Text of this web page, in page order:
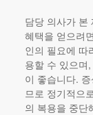
담당 의사가 본
혜택을 얻으려
인의 필요에 따
용할 수 있으며
이 좋습니다.
므로 정기적으
의 복용을 중단